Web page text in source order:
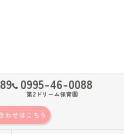
0995-46-0088
第2ドリーム保育園
わせはこちら